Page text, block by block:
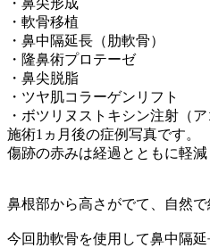
・軟骨移植
・鼻中隔延長（肋軟骨）
・隆鼻術プロテーゼ
・鼻尖脱脂
・ツヤ肌コラーゲンリフト
・ボツリヌストキシン注射（ア
施術1ヵ月後の症例写真です。
傷跡の赤みは経過とともに軽減
鼻根部から高さがでて、自然
今回肋軟骨を使用して鼻中隔延